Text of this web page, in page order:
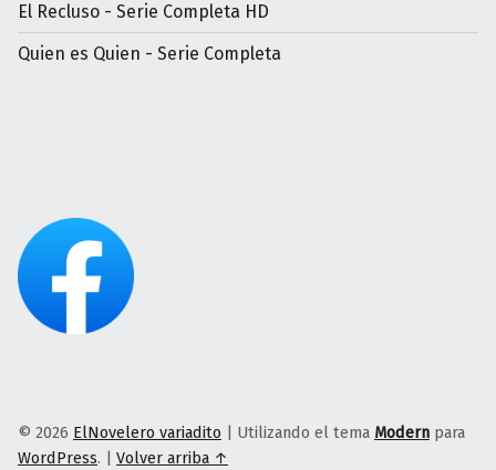
El Recluso - Serie Completa HD
Quien es Quien - Serie Completa
© 2026 ElNovelero variadito | Utilizando el tema Modern para
WordPress. | Volver arriba ↑